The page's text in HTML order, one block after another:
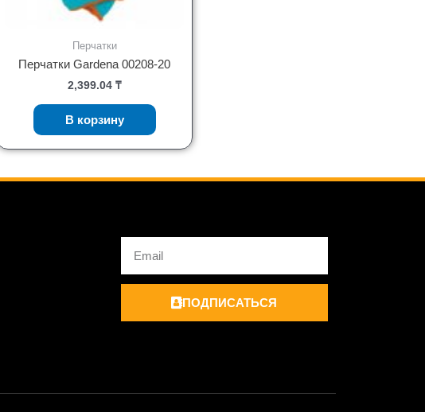
Перчатки
Перчатки Gardena 00208-20
2,399.04₸
В корзину
ПОДПИСАТЬСЯ